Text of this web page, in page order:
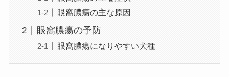
眼窩膿瘍の主な原因
眼窩膿瘍の予防
眼窩膿瘍になりやすい犬種